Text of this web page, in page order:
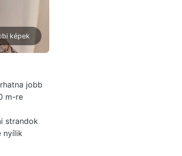
képek
jobb
m-re
strandok
nyílik